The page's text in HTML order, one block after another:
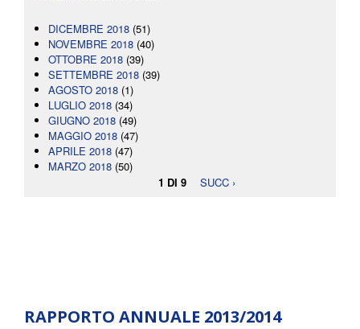
DICEMBRE 2018 (51)
NOVEMBRE 2018 (40)
OTTOBRE 2018 (39)
SETTEMBRE 2018 (39)
AGOSTO 2018 (1)
LUGLIO 2018 (34)
GIUGNO 2018 (49)
MAGGIO 2018 (47)
APRILE 2018 (47)
MARZO 2018 (50)
1 DI 9
SUCC ›
RAPPORTO ANNUALE 2013/2014